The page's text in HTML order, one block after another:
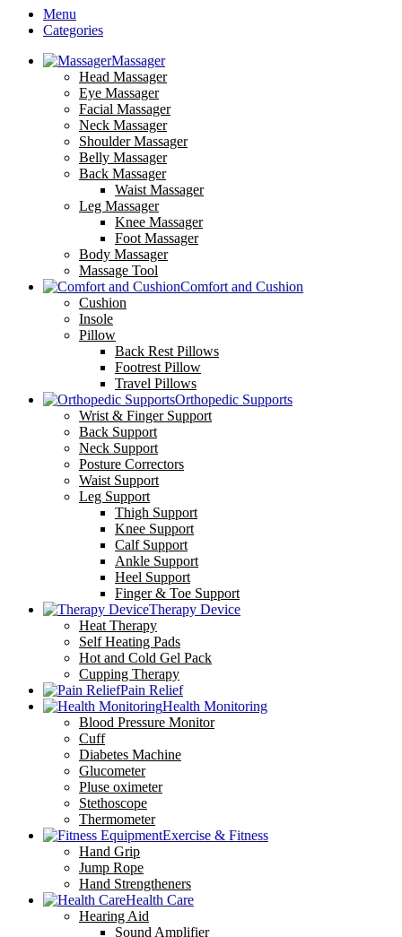
Menu
Categories
Massager
Head Massager
Eye Massager
Facial Massager
Neck Massager
Shoulder Massager
Belly Massager
Back Massager
Waist Massager
Leg Massager
Knee Massager
Foot Massager
Body Massager
Massage Tool
Comfort and Cushion
Cushion
Insole
Pillow
Back Rest Pillows
Footrest Pillow
Travel Pillows
Orthopedic Supports
Wrist & Finger Support
Back Support
Neck Support
Posture Correctors
Waist Support
Leg Support
Thigh Support
Knee Support
Calf Support
Ankle Support
Heel Support
Finger & Toe Support
Therapy Device
Heat Therapy
Self Heating Pads
Hot and Cold Gel Pack
Cupping Therapy
Pain Relief
Health Monitoring
Blood Pressure Monitor
Cuff
Diabetes Machine
Glucometer
Pluse oximeter
Stethoscope
Thermometer
Exercise & Fitness
Hand Grip
Jump Rope
Hand Strengtheners
Health Care
Hearing Aid
Sound Amplifier